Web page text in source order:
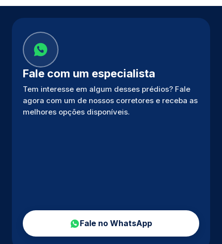
Fale com um especialista
Tem interesse em algum desses prédios? Fale
agora com um de nossos corretores e receba as
melhores opções disponíveis.
Fale no WhatsApp